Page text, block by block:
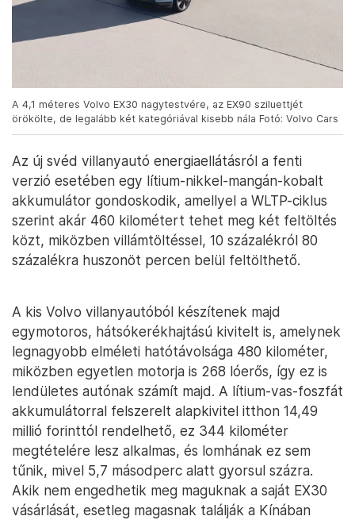
A 4,1 méteres Volvo EX30 nagytestvére, az EX90 sziluettjét
örökölte, de legalább két kategóriával kisebb nála Fotó: Volvo Cars
Az új svéd villanyautó energiaellátásról a fenti
verzió esetében egy lítium-nikkel-mangán-kobalt
akkumulátor gondoskodik, amellyel a WLTP-ciklus
szerint akár 460 kilométert tehet meg két feltöltés
közt, miközben villámtöltéssel, 10 százalékról 80
százalékra huszonöt percen belül feltölthető.
A kis Volvo villanyautóból készítenek majd
egymotoros, hátsókerékhajtású kivitelt is, amelynek
legnagyobb elméleti hatótávolsága 480 kilométer,
miközben egyetlen motorja is 268 lóerős, így ez is
lendületes autónak számít majd. A lítium-vas-foszfát
akkumulátorral felszerelt alapkivitel itthon 14,49
millió forinttól rendelhető, ez 344 kilométer
megtételére lesz alkalmas, és lomhának ez sem
tűnik, mivel 5,7 másodperc alatt gyorsul százra.
Akik nem engedhetik meg maguknak a saját EX30
vásárlását, esetleg magasnak találják a Kínában